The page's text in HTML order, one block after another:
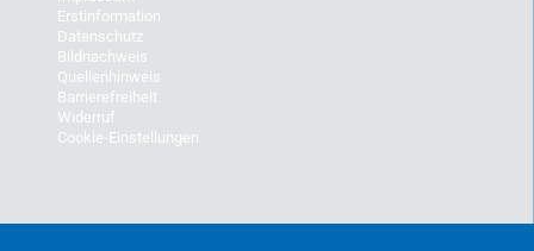
Erstinformation
Datenschutz
Bildnachweis
Quellenhinweis
Barrierefreiheit
Widerruf
Cookie-Einstellungen